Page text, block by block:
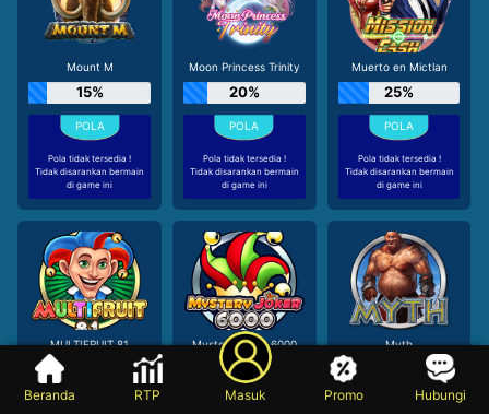
Mount M
15%
Pola tidak tersedia !
Tidak disarankan bermain
di game ini
Moon Princess Trinity
20%
Pola tidak tersedia !
Tidak disarankan bermain
di game ini
Muerto en Mictlan
25%
Pola tidak tersedia !
Tidak disarankan bermain
di game ini
MULTIFRUIT 81 Mystery Joker 6000
32%
Myth
Beranda RTP Masuk Promo Hubungi